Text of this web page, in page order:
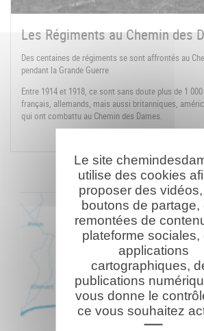
Les Régiments au Chemin des
Des centaines de régiments se sont affrontés au
pendant la Grande Guerre
Entre 1914 et 1918, ce sont sans doute plus de 1
français, allemands, mais aussi britanniques,
qui ont combattu au Chemin des Dames.
Le site
utilise des cookies
proposer des
boutons de partage,
remontées de
plateforme sociales,
applications
cartographiques,
publications
vous donne le
ce vous souhaitez